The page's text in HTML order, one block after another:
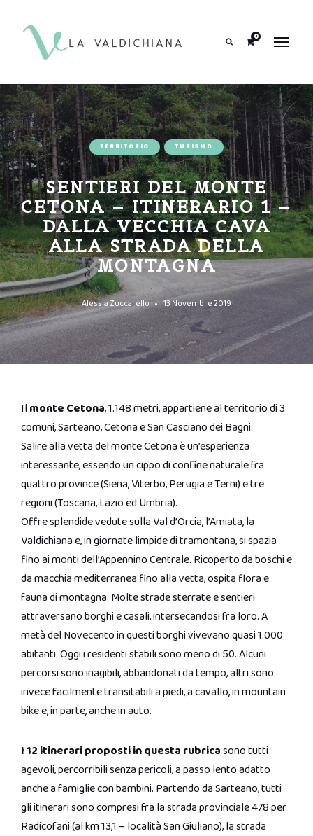
0
TERRITORIO TURISMO
SENTIERI DEL MONTE
CETONA – ITINERARIO 1 –
DALLA VECCHIA CAVA
ALLA STRADA DELLA
MONTAGNA
Alessia Zuccarello 13 Novembre 2019
Il monte Cetona, 1.148 metri, appartiene al territorio di 3
comuni, Sarteano, Cetona e San Casciano dei Bagni.
Salire alla vetta del monte Cetona è un’esperienza
interessante, essendo un cippo di confine naturale fra
quattro province (Siena, Viterbo, Perugia e Terni) e tre
regioni (Toscana, Lazio ed Umbria).
Offre splendide vedute sulla Val d’Orcia, l’Amiata, la
Valdichiana e, in giornate limpide di tramontana, si spazia
fino ai monti dell’Appennino Centrale. Ricoperto da boschi e
da macchia mediterranea fino alla vetta, ospita flora e
fauna di montagna. Molte strade sterrate e sentieri
attraversano borghi e casali, intersecandosi fra loro. A
metà del Novecento in questi borghi vivevano quasi 1.000
abitanti. Oggi i residenti stabili sono meno di 50. Alcuni
percorsi sono inagibili, abbandonati da tempo, altri sono
invece facilmente transitabili a piedi, a cavallo, in mountain
bike e, in parte, anche in auto.
I 12 itinerari proposti in questa rubricasono tutti
agevoli, percorribili senza pericoli, a passo lento adatto
anche a famiglie con bambini. Partendo da Sarteano, tutti
gli itinerari sono compresi fra la strada provinciale 478 per
Radicofani (al km 13,1 – località San Giuliano), la strada